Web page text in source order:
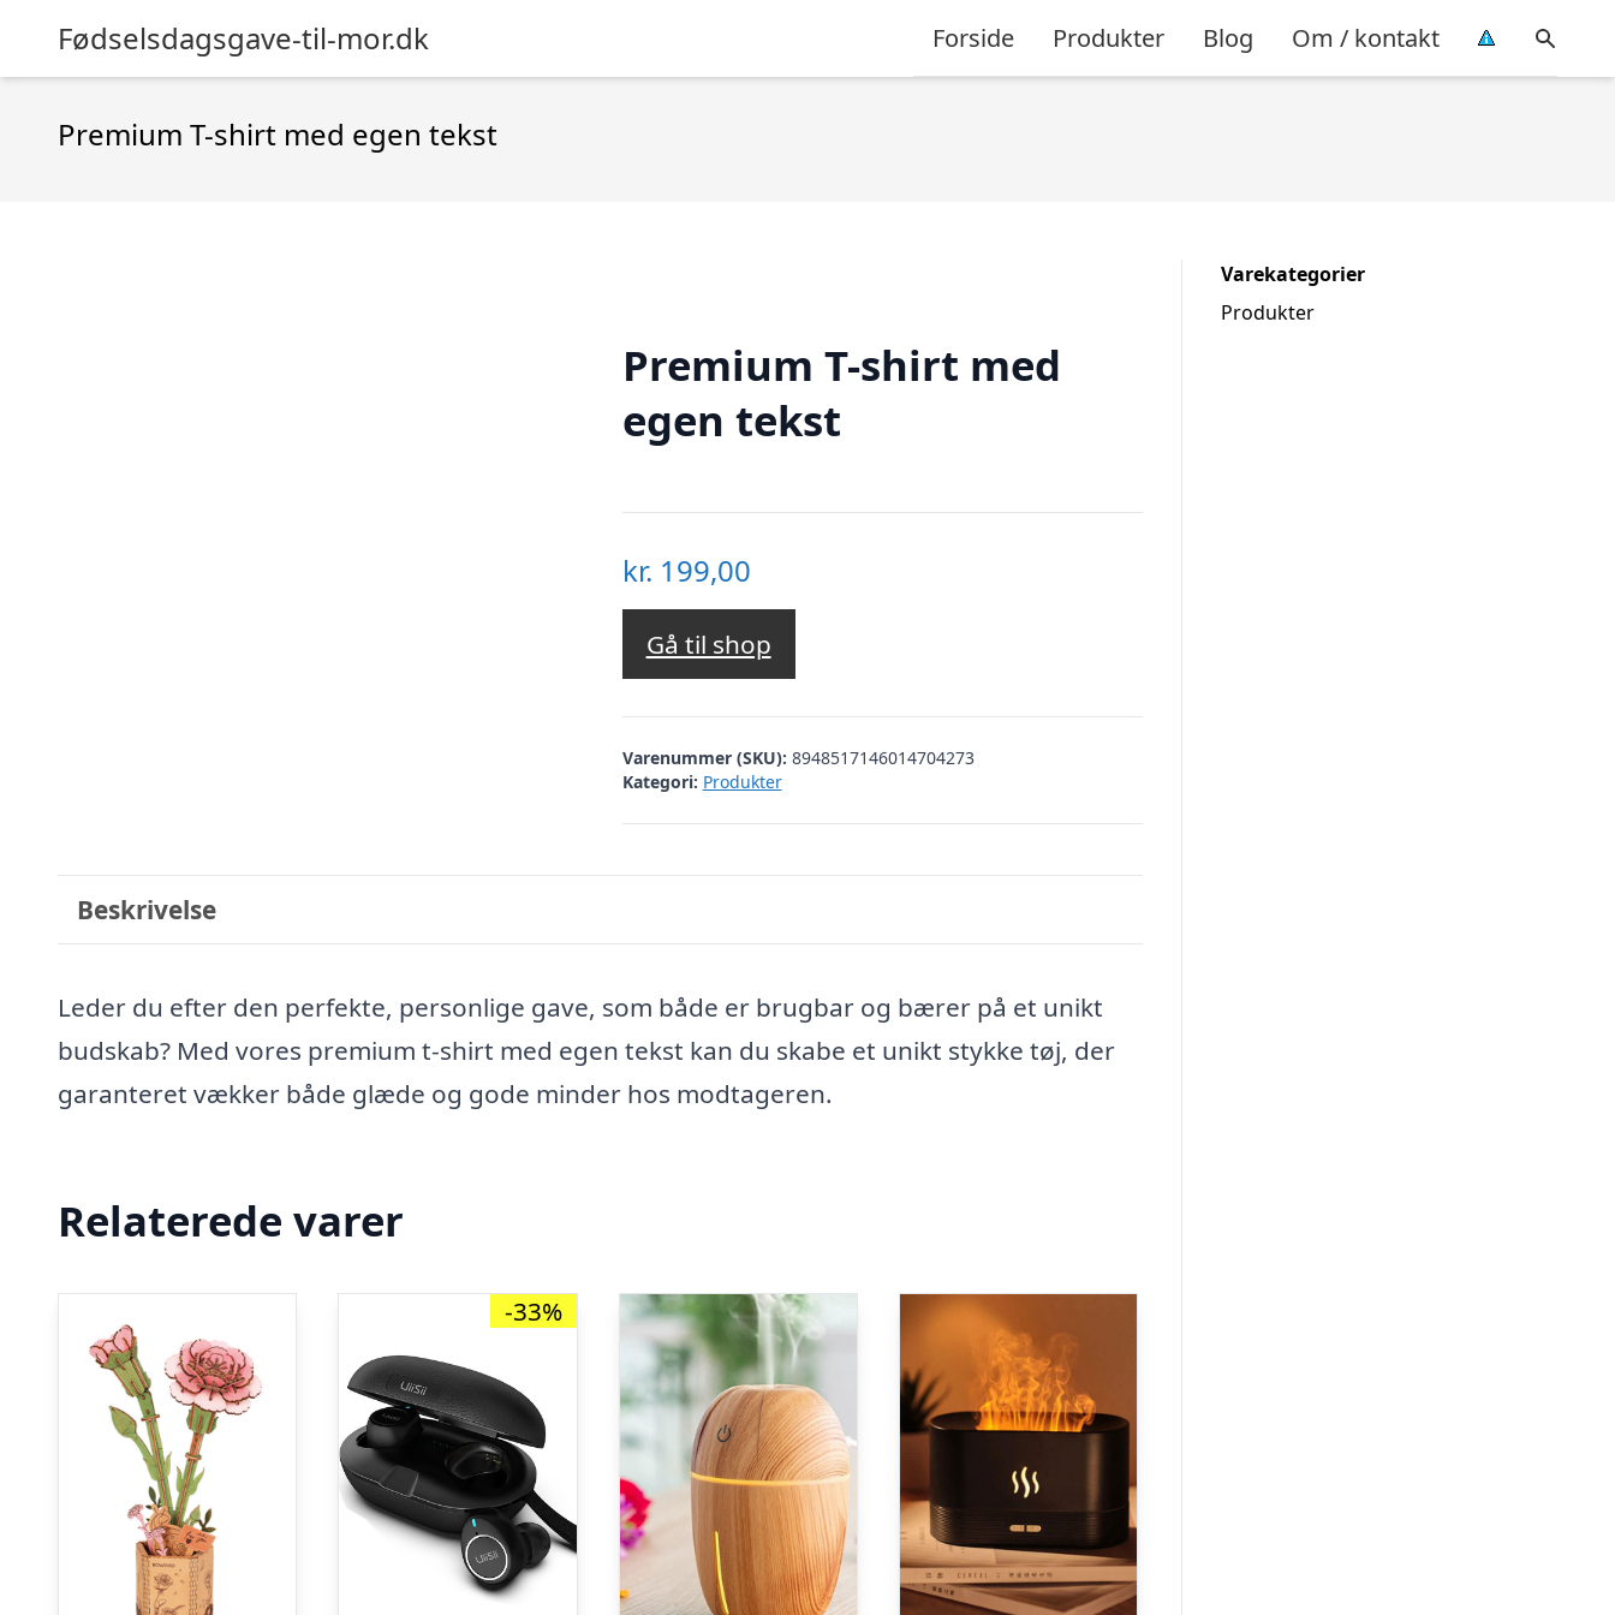
Fødselsdagsgave-til-mor.dk Forside Produkter Blog Om / kontakt
Premium T-shirt med egen tekst
Premium T-shirt med
egen tekst
kr. 199,00
Gå til shop
Varenummer (SKU): 8948517146014704273
Kategori: Produkter
Beskrivelse
Leder du efter den perfekte, personlige gave, som både er brugbar og bærer på et unikt
budskab? Med vores premium t-shirt med egen tekst kan du skabe et unikt stykke tøj, der
garanteret vækker både glæde og gode minder hos modtageren.
Relaterede varer
-33%
Varekategorier
Produkter